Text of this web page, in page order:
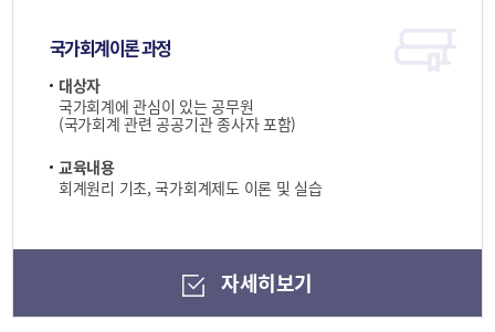
국가회계이론 과정
대상자
국가회계에 관심이 있는 공무원
(국가회계 관련 공공기관 종사자 포함)
교육내용
회계원리 기초, 국가회계제도 이론 및 실습
자세히보기